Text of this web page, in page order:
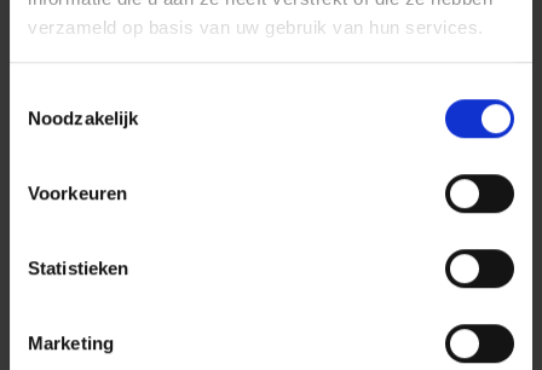
verzameld op basis van uw gebruik van hun services.
Noodzakelijk
Voorkeuren
Statistieken
Marketing
monteur tractie- energievoorziening is:
een mbo-diploma richting elektrotechniek,
installatietechniek;
enige ervaring als monteur EV spoorse installaties is
Dura Vermeer biedt je een werkomgeving vol humor,